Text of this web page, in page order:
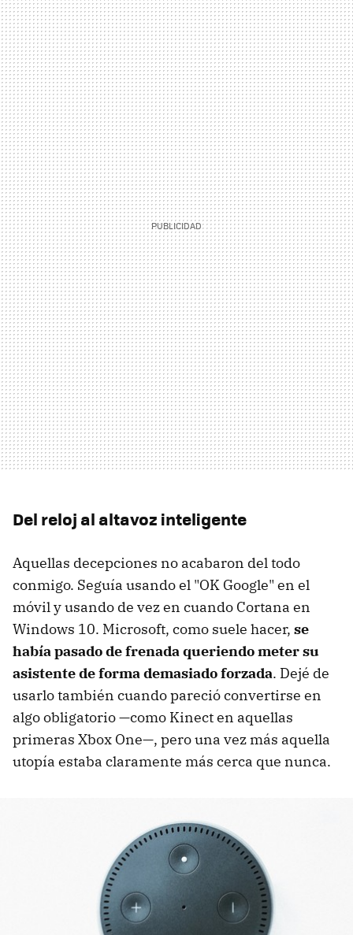
Del reloj al altavoz inteligente
Aquellas decepciones no acabaron del todo
conmigo. Seguía usando el "OK Google" en el
móvil y usando de vez en cuando Cortana en
Windows 10. Microsoft, como suele hacer, se
había pasado de frenada queriendo meter su
asistente de forma demasiado forzada. Dejé de
usarlo también cuando pareció convertirse en
algo obligatorio —como Kinect en aquellas
primeras Xbox One—, pero una vez más aquella
utopía estaba claramente más cerca que nunca.